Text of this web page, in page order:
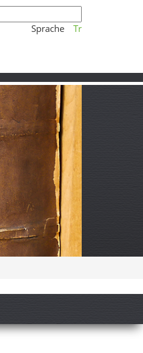
Sprache Tr